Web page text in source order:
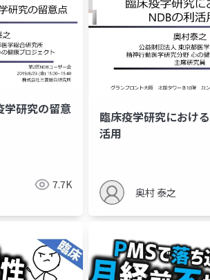
学研究の留意
7.7K
臨床疫学研究におけ
活用
奥村 泰之